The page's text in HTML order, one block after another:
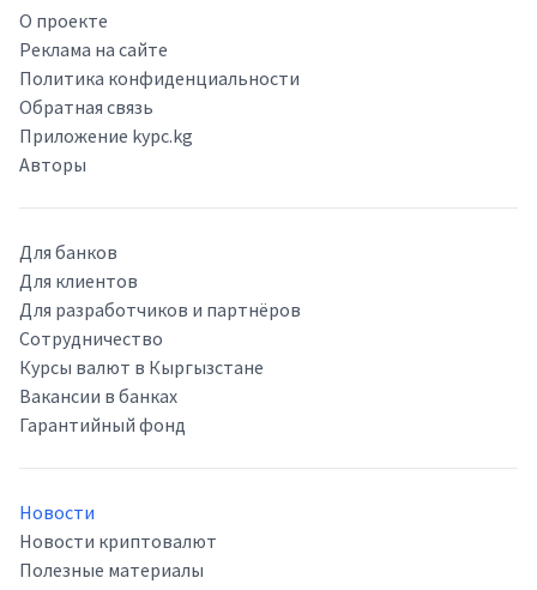
О проекте
Реклама на сайте
Политика конфиденциальности
Обратная связь
Приложение kypc.kg
Авторы
Для банков
Для клиентов
Для разработчиков и партнёров
Сотрудничество
Курсы валют в Кыргызстане
Вакансии в банках
Гарантийный фонд
Новости
Новости криптовалют
Полезные материалы